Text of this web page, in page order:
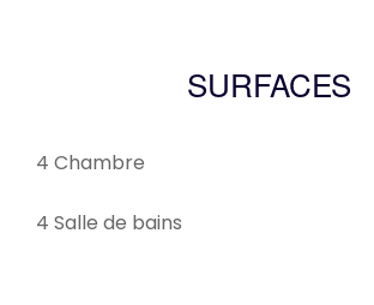
SURFACES
4 Chambre
4 Salle de bains